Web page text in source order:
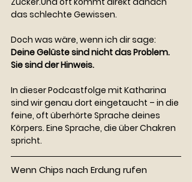
das schlechte Gewissen.
Doch was wäre, wenn ich dir sage:
Deine Gelüste sind nicht das Problem.
Sie sind der Hinweis.
In dieser Podcastfolge mit Katharina
sind wir genau dort eingetaucht – in die
feine, oft überhörte Sprache deines
Körpers. Eine Sprache, die über Chakren
spricht.
Wenn Chips nach Erdung rufen